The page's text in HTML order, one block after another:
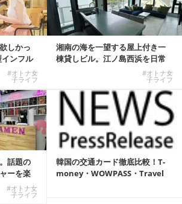
しかっ
ンフル
#オトナ女
子ライフ
湘南の海を一望する屋上付き一
棟貸しビル。江ノ島西浜を日常
#オトナ女
子ライフ
話題の
ーを楽
#オトナ女
子ライフ
韓国の交通カード徹底比較！T-
money・WOWPASS・Travel